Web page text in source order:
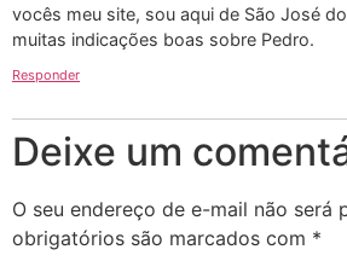
vocês meu site, sou aqui de São José
muitas indicações boas sobre Pedro.
Responder
Deixe um
O seu endereço de e-mail não será
obrigatórios são marcados com *